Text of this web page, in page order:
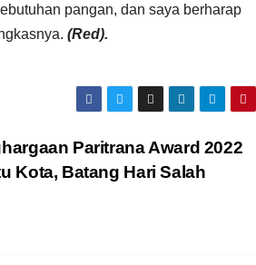
pangan, dan saya berharap
(Red).
Paritrana Award 2022
Kota, Batang Hari Salah